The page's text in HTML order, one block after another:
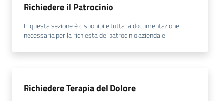
Richiedere il Patrocinio
In questa sezione è disponibile tutta la documentazione
necessaria per la richiesta del patrocinio aziendale
Richiedere Terapia del Dolore